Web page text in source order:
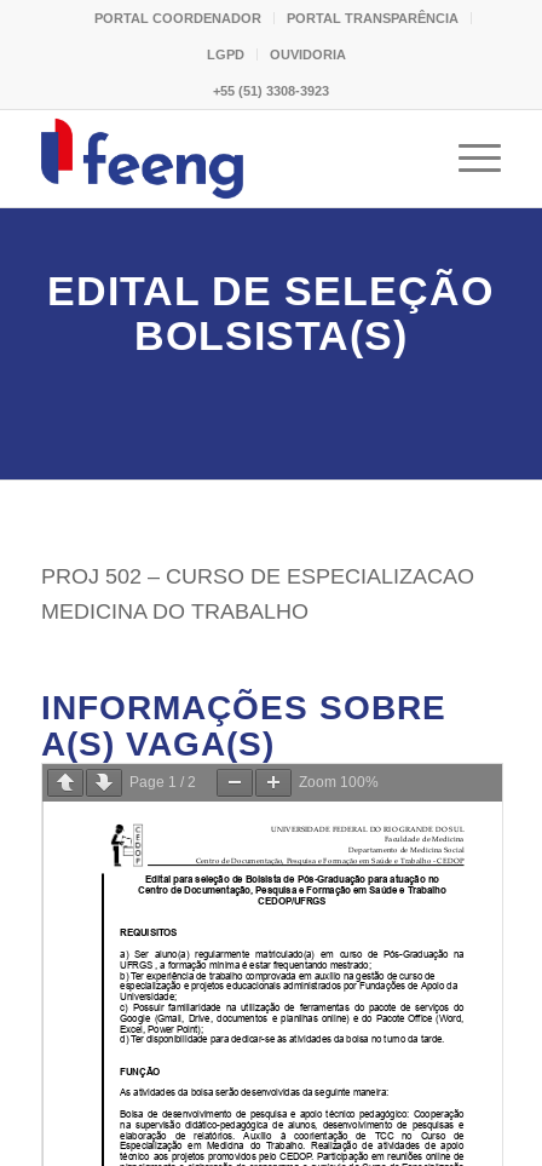
PORTAL COORDENADOR PORTAL TRANSPARÊNCIA
LGPD OUVIDORIA
+55 (51) 3308-3923
EDITAL DE SELEÇÃO
BOLSISTA(S)
PROJ 502 – CURSO DE ESPECIALIZACAO
MEDICINA DO TRABALHO
INFORMAÇÕES SOBRE
A(S) VAGA(S)
Page 1 / 2 Zoom 100%